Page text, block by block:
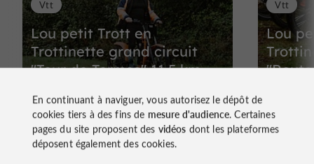
Lou petit Trott en
Trottinette grand circuit
"Tour de Termes" 11,5 km
Vtt
896 m - Sarragachies
Lou
Vtt
En continuant à naviguer, vous autorisez le dépôt de
cookies tiers à des fins de mesure d'audience. Certaines
pages du site proposent des vidéos dont les plateformes
déposent également des cookies.